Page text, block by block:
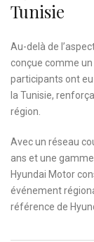
Tunisie
Au-delà de
conçue comme un
participants ont eu
la Tunisie,
région.
Avec un réseau
ans et une
Hyundai Motor
événement
référence de